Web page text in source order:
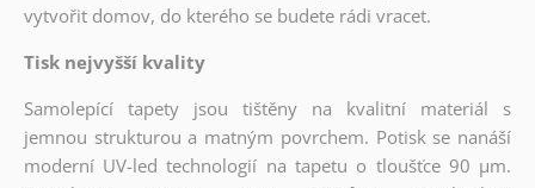
vytvořit domov, do kterého se budete rádi vracet.
Tisk nejvyšší kvality
Samolepící tapety jsou tištěny na kvalitní materiál s
jemnou strukturou a matným povrchem. Potisk se nanáší
moderní UV-led technologií na tapetu o tloušťce 90 µm.